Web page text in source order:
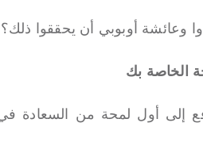
وعائشة أوبوبي أن يحققوا ذلك؟
أول لمحة من السعادة في